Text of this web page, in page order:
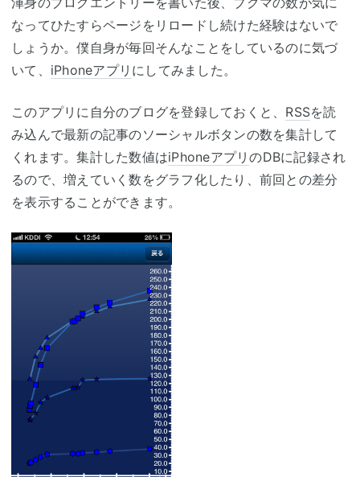
なってひたすらページをリロードし続けた経験はないで
しょうか。僕自身が毎回そんなことをしているのに気づ
いて、 iPhoneアプリ にしてみました。
このアプリに自分のブログを登録しておくと、 RSSを読
み込んで最新の記事のソーシャルボタンの数を集計して
くれます。集計した数値はiPhoneアプリのDBに記録され
るので、増えていく数をグラフ化したり、前回との差分
を表示することができます。